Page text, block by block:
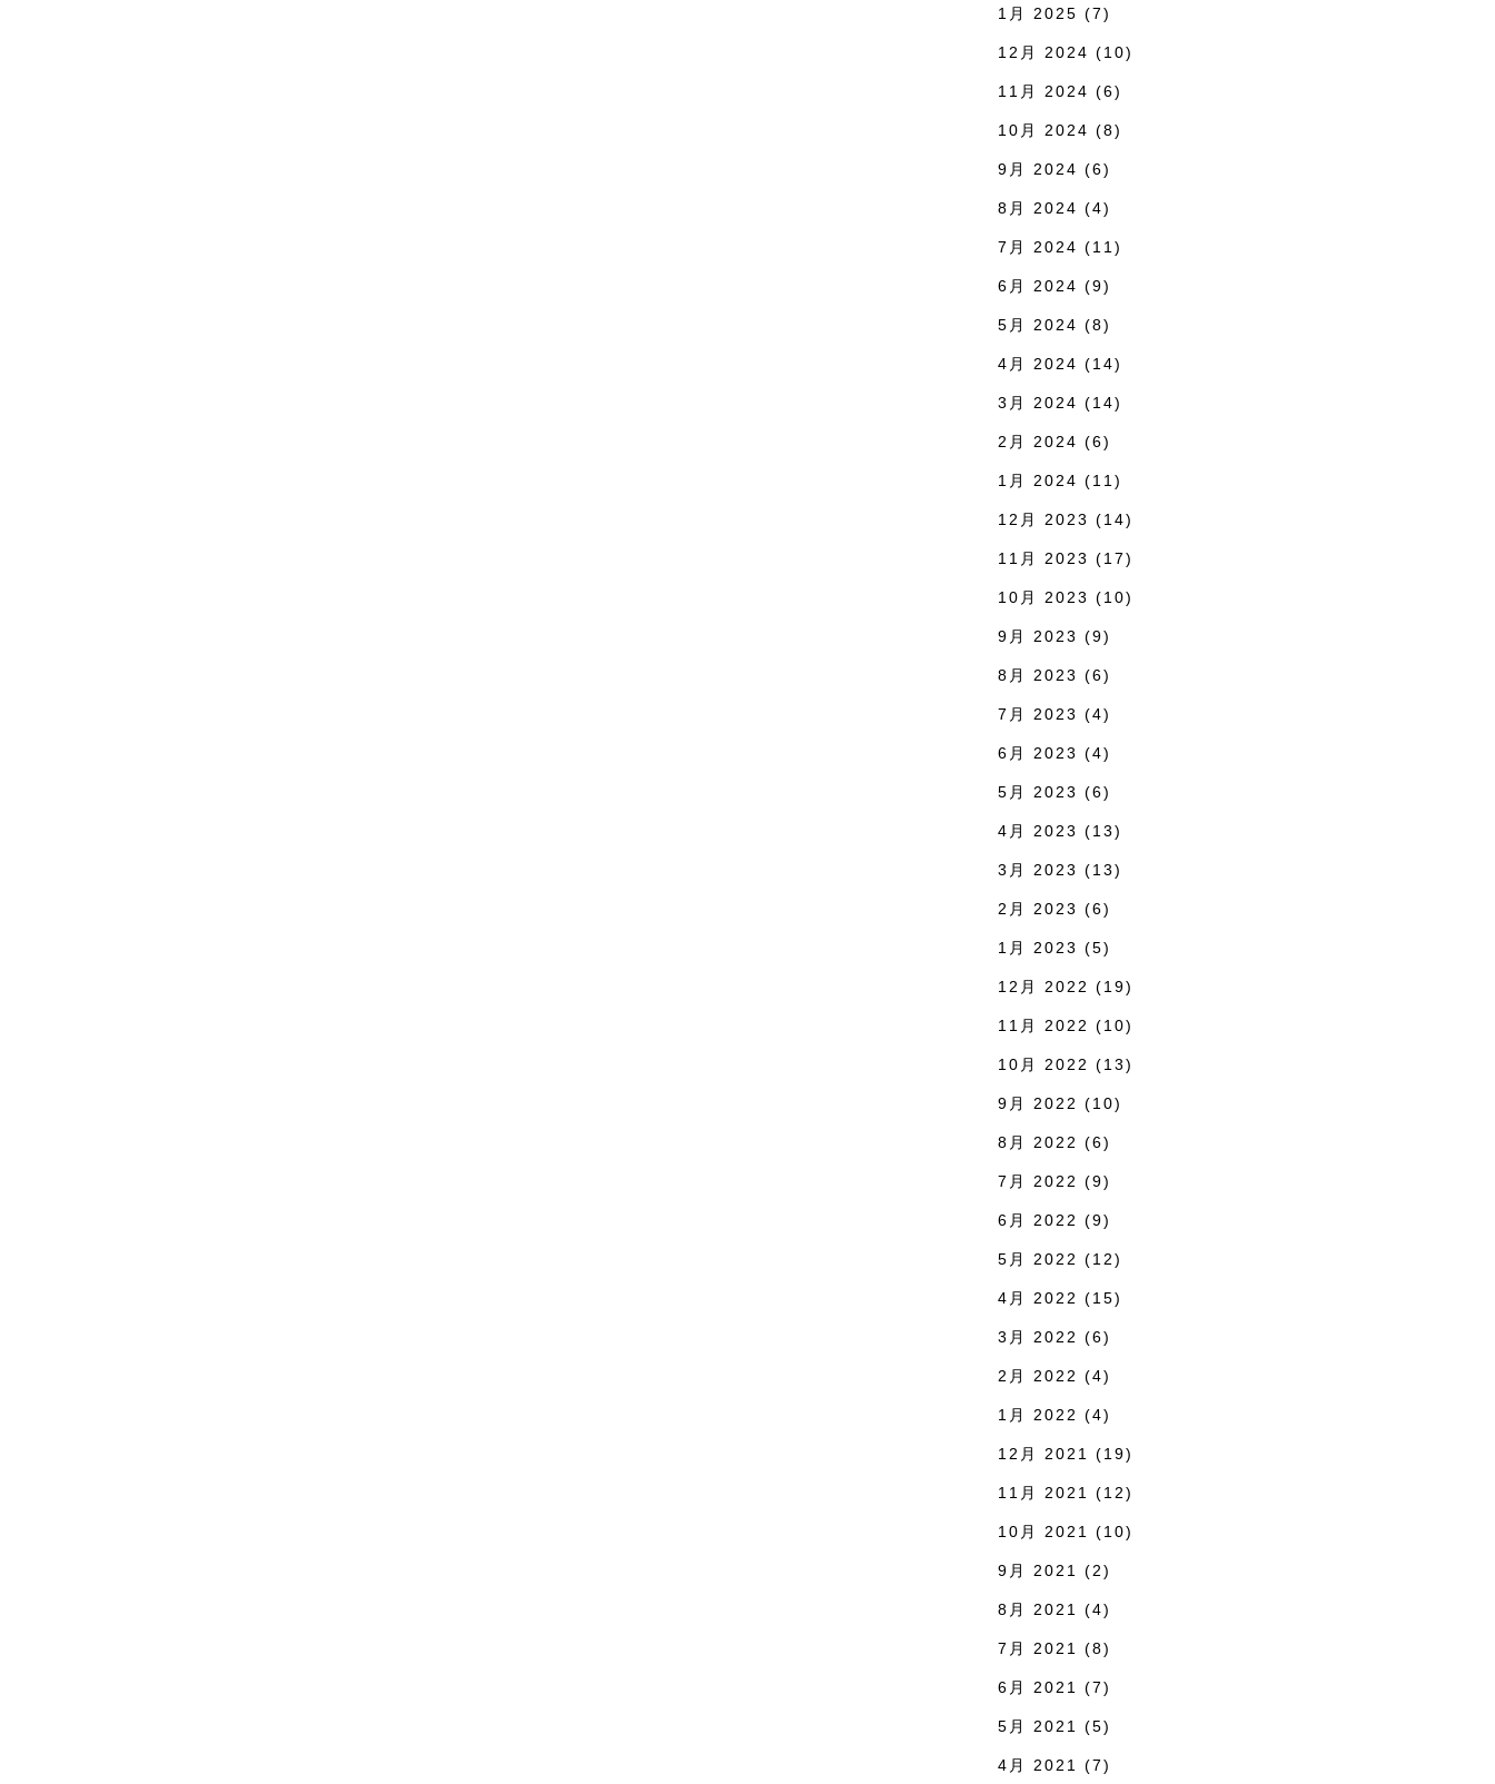
1月 2025 (7)
12月 2024 (10)
11月 2024 (6)
10月 2024 (8)
9月 2024 (6)
8月 2024 (4)
7月 2024 (11)
6月 2024 (9)
5月 2024 (8)
4月 2024 (14)
3月 2024 (14)
2月 2024 (6)
1月 2024 (11)
12月 2023 (14)
11月 2023 (17)
10月 2023 (10)
9月 2023 (9)
8月 2023 (6)
7月 2023 (4)
6月 2023 (4)
5月 2023 (6)
4月 2023 (13)
3月 2023 (13)
2月 2023 (6)
1月 2023 (5)
12月 2022 (19)
11月 2022 (10)
10月 2022 (13)
9月 2022 (10)
8月 2022 (6)
7月 2022 (9)
6月 2022 (9)
5月 2022 (12)
4月 2022 (15)
3月 2022 (6)
2月 2022 (4)
1月 2022 (4)
12月 2021 (19)
11月 2021 (12)
10月 2021 (10)
9月 2021 (2)
8月 2021 (4)
7月 2021 (8)
6月 2021 (7)
5月 2021 (5)
4月 2021 (7)